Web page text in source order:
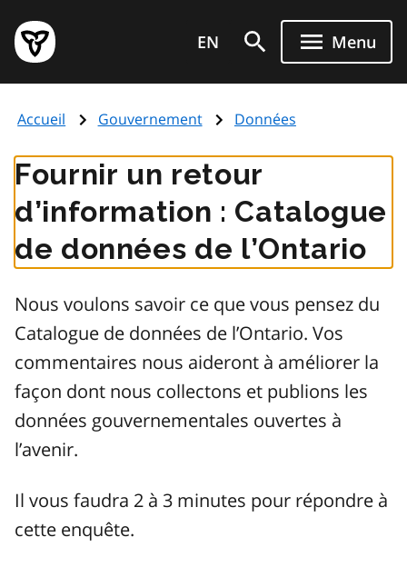
au
contenu
principal
Page
d'accueil
de
EN Menu
Accueil Gouvernement Données
Fournir un retour
d’information : Catalogue
de données de l’Ontario
Nous voulons savoir ce que vous pensez du
Catalogue de données de l’Ontario. Vos
commentaires nous aideront à améliorer la
façon dont nous collectons et publions les
données gouvernementales ouvertes à
l’avenir.
Il vous faudra 2 à 3 minutes pour répondre à
cette enquête.